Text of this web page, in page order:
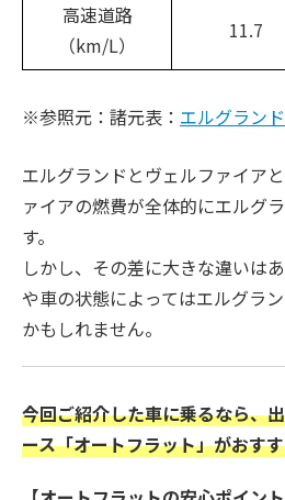
高速道路
（km/L）
11.7
※参照元：諸元表： エルグラン
エルグランドとヴェルファイア
ァイアの燃費が全体的にエルグ
す。
しかし、その差に大きな違いは
や車の状態によってはエルグラ
かもしれません。
今回ご紹介した車に乗るなら、
ース「オートフラット」がおす